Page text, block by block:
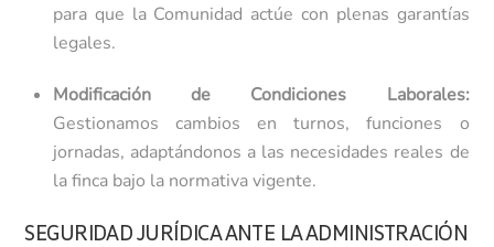
para que la Comunidad actúe con plenas garantías
legales.
Modificación de Condiciones Laborales:
Gestionamos cambios en turnos, funciones o
jornadas, adaptándonos a las necesidades reales de
la finca bajo la normativa vigente.
SEGURIDAD JURÍDICA ANTE LA ADMINISTRACIÓN